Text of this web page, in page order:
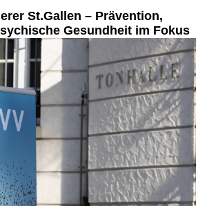
St.Gallen – Prävention,
Gesundheit im Fokus